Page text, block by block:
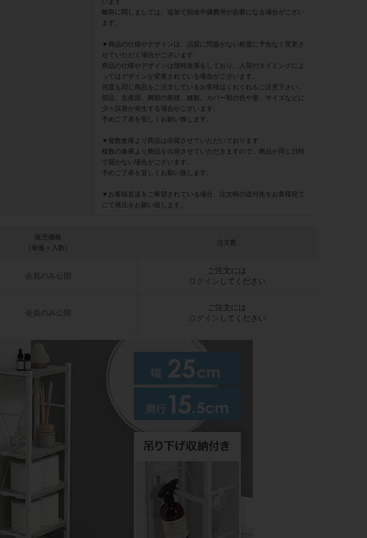
離島に関しましては、追加で別途中継費用が必要になる場合がござい
ます。
▼商品の仕様やデザインは、品質に問題がない程度に予告なく変更さ
せていただく場合がございます
商品の仕様やデザインは随時改善をしており、入荷のタイミングによ
ってはデザインが変更されている場合がございます。
何度も同じ商品をご注文しているお客様はくれぐれもご注意下さい。
部品、生産国、脚部の形状、縫製、カバー類の色や形、サイズなどに
少々誤差が発生する場合がございます。
予めご了承を宜しくお願い致します。
▼複数倉庫より商品は出荷させていただいております
複数の倉庫より商品を出荷させていただきますので、商品が同じ日時
で届かない場合がございます。
予めご了承を宜しくお願い致します。
▼お客様直送をご希望されている場合、注文時の送付先をお客様宛て
にて発注をお願い致します。
販売価格
（単価 × 入数）
注文数
会員のみ公開
ご注文には
ログイン してください
会員のみ公開
ご注文には
ログイン してください